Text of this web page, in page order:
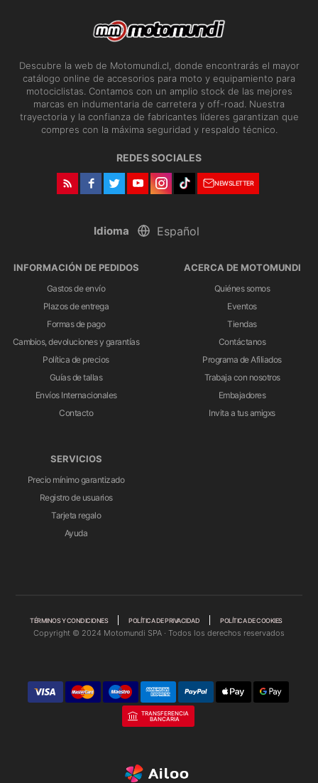
Descubre la web de Motomundi.cl, donde encontrarás el mayor
catálogo online de accesorios para moto y equipamiento para
motociclistas. Contamos con un amplio stock de las mejores
marcas en indumentaria de carretera y off-road. Nuestra
trayectoria y la confianza de fabricantes líderes garantizan que
compres con la máxima seguridad y respaldo técnico.
REDES SOCIALES
NEWSLETTER
Idioma
INFORMACIÓN DE PEDIDOS
Gastos de envío
Plazos de entrega
Formas de pago
Cambios, devoluciones y garantías
Política de precios
Guías de tallas
Envíos Internacionales
Contacto
ACERCA DE MOTOMUNDI
Quiénes somos
Eventos
Tiendas
Contáctanos
Programa de Afiliados
Trabaja con nosotros
Embajadores
Invita a tus amigxs
SERVICIOS
Precio mínimo garantizado
Registro de usuarios
Tarjeta regalo
Ayuda
TÉRMINOS Y CONDICIONES POLÍTICA DE PRIVACIDAD POLÍTICA DE COOKIES
Copyright © 2024 Motomundi SPA · Todos los derechos reservados
TRANSFERENCIA
BANCARIA